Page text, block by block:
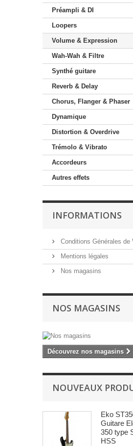
Préampli & DI
Loopers
Volume & Expression
Wah-Wah & Filtre
Synthé guitare
Reverb & Delay
Chorus, Flanger & Phaser
Dynamique
Distortion & Overdrive
Trémolo & Vibrato
Accordeurs
Autres effets
INFORMATIONS
Conditions Générales de
Mentions légales
Nos magasins
NOS MAGASINS
Découvrez nos magasins
NOUVEAUX
Eko
Guitare
350 type
HSS